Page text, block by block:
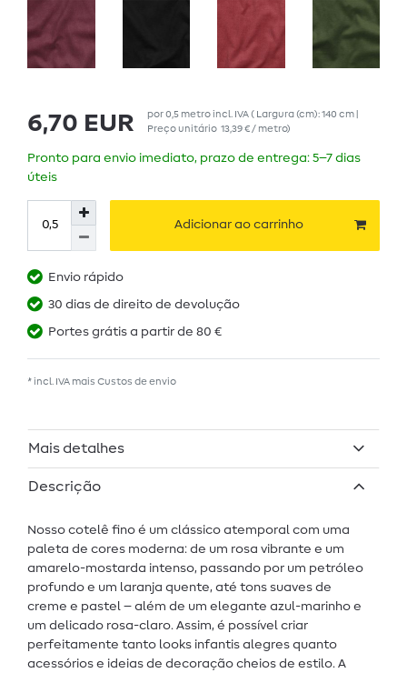
6,70 EUR por0,5 metroincl. IVA( Largura (cm): 140 cm |
Preço unitário 13,39 € / metro)
Pronto para envio imediato, prazo de entrega: 5–7 dias
úteis
Adicionar ao carrinho
Envio rápido
30 dias de direito de devolução
Portes grátis a partir de 80 €
* incl. IVA mais Custos de envio
Mais detalhes
Descrição
Nosso cotelê fino é um clássico atemporal com uma
paleta de cores moderna: de um rosa vibrante e um
amarelo-mostarda intenso, passando por um petróleo
profundo e um laranja quente, até tons suaves de
creme e pastel – além de um elegante azul-marinho e
um delicado rosa-claro. Assim, é possível criar
perfeitamente tanto looks infantis alegres quanto
acessórios e ideias de decoração cheios de estilo. A